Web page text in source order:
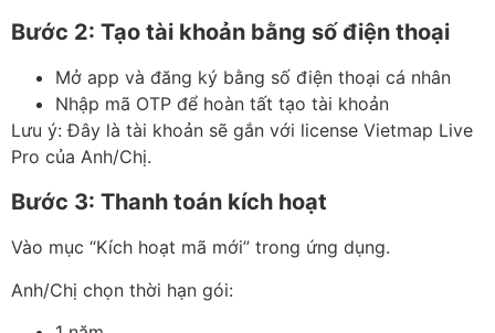
Bước 2: Tạo tài khoản bằng số điện thoại
Mở app và đăng ký bằng số điện thoại cá nhân
Nhập mã OTP để hoàn tất tạo tài khoản
Lưu ý: Đây là tài khoản sẽ gắn với license Vietmap Live
Pro của Anh/Chị.
Bước 3: Thanh toán kích hoạt
Vào mục “Kích hoạt mã mới” trong ứng dụng.
Anh/Chị chọn thời hạn gói: